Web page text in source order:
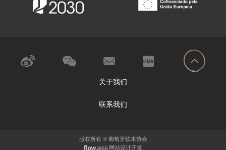
关于我们
联系我们
版权所有 © 葡萄牙软木协会
网站设计开发